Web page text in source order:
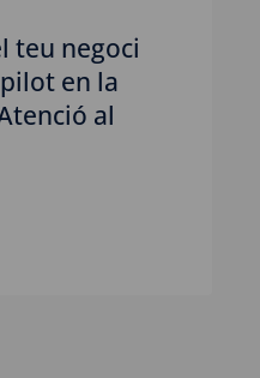
teu negoci
en la
al